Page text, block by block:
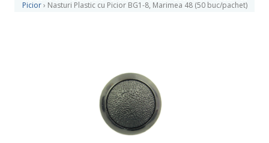
Picior › Nasturi Plastic cu Picior BG1-8, Marimea 48 (50 buc/pachet)